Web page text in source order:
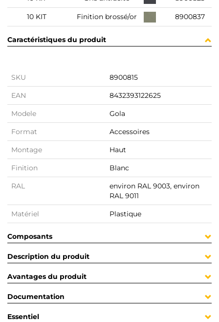
10 KIT Finition brossé/or 8900837
Caractéristiques du produit
SKU 8900815
EAN 8432393122625
Modele Gola
Format Accessoires
Montage Haut
Finition Blanc
RAL
environ RAL 9003, environ
RAL 9011
Matériel Plastique
Composants
Description du produit
Avantages du produit
Documentation
Essentiel